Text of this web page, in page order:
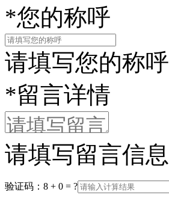
*您的称呼
请填写您的称呼
*留言详情
请填写留言信息
验证码：8 + 0 = ?